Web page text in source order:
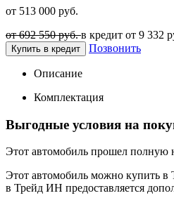
от 513 000 руб.
от 692 550 руб.в кредит от 9 332
Купить в кредит Позвонить
Описание
Комплектация
Выгодные условия на
Этот автомобиль прошел полную
Этот автомобиль можно купить в
в Трейд ИН предоставляется